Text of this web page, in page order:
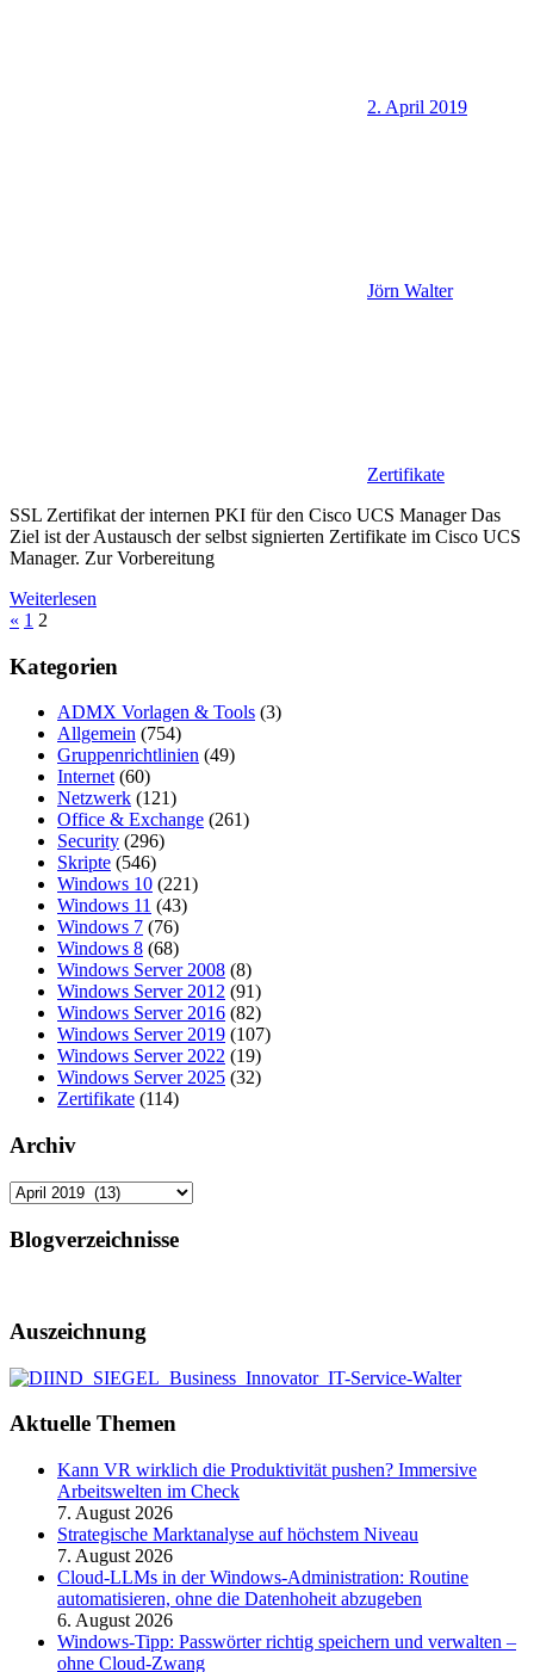
2. April 2019
Jörn Walter
Zertifikate
SSL Zertifikat der internen PKI für den Cisco UCS Manager Das
Ziel ist der Austausch der selbst signierten Zertifikate im Cisco UCS
Manager. Zur Vorbereitung
Weiterlesen
Seitennummerierung
der
Beiträge
« Vorherige
1 2
Kategorien
ADMX Vorlagen & Tools (3)
Allgemein (754)
Gruppenrichtlinien (49)
Internet(60)
Netzwerk (121)
Office & Exchange (261)
Security (296)
Skripte (546)
Windows 10 (221)
Windows 11 (43)
Windows 7 (76)
Windows 8 (68)
Windows Server 2008 (8)
Windows Server 2012 (91)
Windows Server 2016 (82)
Windows Server 2019 (107)
Windows Server 2022 (19)
Windows Server 2025 (32)
Zertifikate (114)
Archiv
Archiv
Blogverzeichnisse
Auszeichnung
Aktuelle Themen
Kann VR wirklich die Produktivität pushen? Immersive
Arbeitswelten im Check
7. August 2026
Strategische Marktanalyse auf höchstem Niveau
7. August 2026
Cloud-LLMs in der Windows-Administration: Routine
automatisieren, ohne die Datenhoheit abzugeben
6. August 2026
Windows-Tipp: Passwörter richtig speichern und verwalten –
ohne Cloud-Zwang